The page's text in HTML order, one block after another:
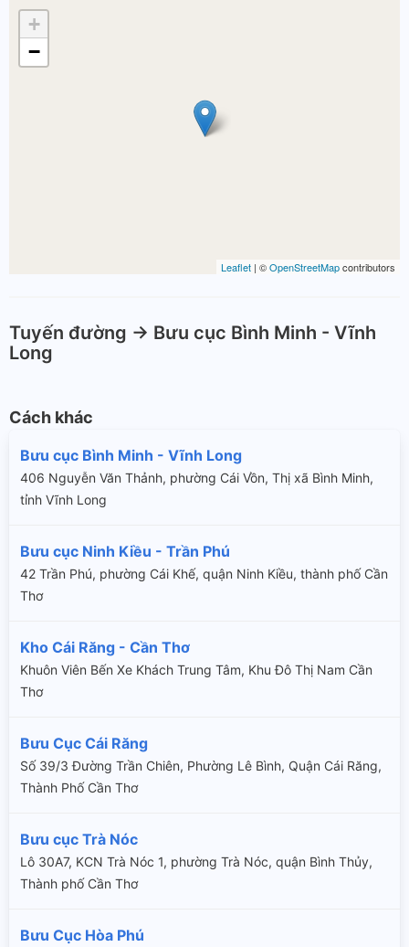
+
−
Leaflet | ©OpenStreetMapcontributors
Tuyến đường -> Bưu cục Bình Minh - Vĩnh
Long
Cách khác
Bưu cục Bình Minh - Vĩnh Long
406 Nguyễn Văn Thảnh, phường Cái Vồn, Thị xã Bình Minh,
tỉnh Vĩnh Long
Bưu cục Ninh Kiều - Trần Phú
42 Trần Phú, phường Cái Khế, quận Ninh Kiều, thành phố Cần
Thơ
Kho Cái Răng - Cần Thơ
Khuôn Viên Bến Xe Khách Trung Tâm, Khu Đô Thị Nam Cần
Thơ
Bưu Cục Cái Răng
Số 39/3 Đường Trần Chiên, Phường Lê Bình, Quận Cái Răng,
Thành Phố Cần Thơ
Bưu cục Trà Nóc
Lô 30A7, KCN Trà Nóc 1, phường Trà Nóc, quận Bình Thủy,
Thành phố Cần Thơ
Bưu Cục Hòa Phú